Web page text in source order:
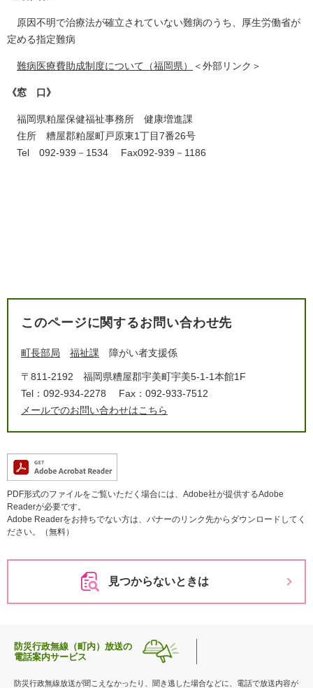
原因不明で治療法が確立されていない難病のうち、厚生労働省が
定める指定難病
難病医療費助成制度について（福岡県） ＜外部リンク＞
《窓 口》
福岡県粕屋保健福祉事務所 健康増進課
住所 糟屋郡粕屋町戸原東1丁目7番26号
Tel 092-939－1534 Fax092-939－1186
このページに関するお問い合わせ先
町長部局 福祉課 障がい者支援係
〒811-2192
福岡県糟屋郡宇美町宇美5-1-1本館1F
Tel：092-934-2278
Fax：092-933-7512
メールでのお問い合わせはこちら
PDF形式のファイルをご覧いただく場合には、Adobe社が提供するAdobe
Readerが必要です。
Adobe Readerをお持ちでない方は、バナーのリンク先からダウンロードしてく
ださい。（無料）
見つからないときは
防災行政無線（町内）放送の
電話案内サービス
防災行政無線放送が聞こえなかったり、聞き逃した場合などに、電話で放送内容が